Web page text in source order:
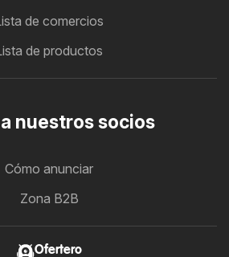
de comercios
de productos
nuestros socios
Cómo anunciar
Zona B2B
Ofertero